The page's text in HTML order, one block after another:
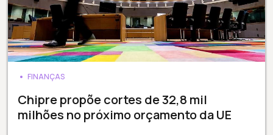
FINANÇAS
Chipre propõe cortes de 32,8 mil
milhões no próximo orçamento da UE